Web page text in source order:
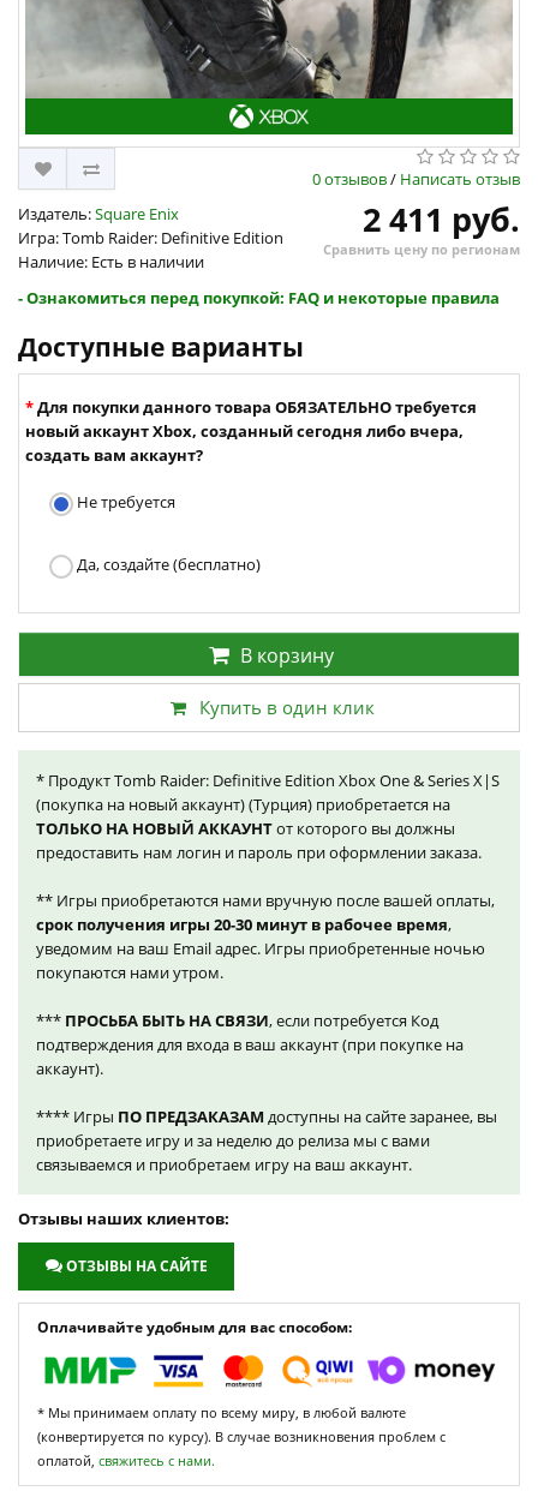
0 отзывов/ Написать отзыв
Издатель:Square Enix
Игра: Tomb Raider: Definitive Edition
Наличие: Есть в наличии
2 411 руб.
Сравнить цену по регионам
- Ознакомиться перед покупкой: FAQ и некоторые правила
Доступные варианты
Для покупки данного товара ОБЯЗАТЕЛЬНО требуется
новый аккаунт Xbox, созданный сегодня либо вчера,
создать вам аккаунт?
Не требуется
Да, создайте (бесплатно)
В корзину
Купить в один клик
* Продукт Tomb Raider: Definitive Edition Xbox One & Series X|S
(покупка на новый аккаунт) (Турция) приобретается на
ТОЛЬКО НА НОВЫЙ АККАУНТот которого вы должны
предоставить нам логин и пароль при оформлении заказа.
** Игры приобретаются нами вручную после вашей оплаты,
срок получения игры 20-30 минут в рабочее время,
уведомим на ваш Email адрес. Игры приобретенные ночью
покупаются нами утром.
*** ПРОСЬБА БЫТЬ НА СВЯЗИ, если потребуется Код
подтверждения для входа в ваш аккаунт (при покупке на
аккаунт).
**** Игры ПО ПРЕДЗАКАЗАМ доступны на сайте заранее, вы
приобретаете игру и за неделю до релиза мы с вами
связываемся и приобретаем игру на ваш аккаунт.
Отзывы наших клиентов:
ОТЗЫВЫ НА САЙТЕ
Оплачивайте удобным для вас способом:
* Мы принимаем оплату по всему миру, в любой валюте
(конвертируется по курсу). В случае возникновения проблем с
оплатой, свяжитесь с нами.